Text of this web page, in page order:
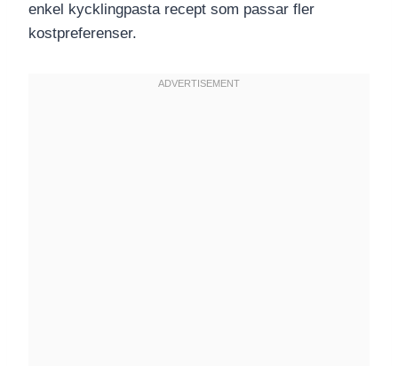
enkel kycklingpasta recept som passar fler
kostpreferenser.